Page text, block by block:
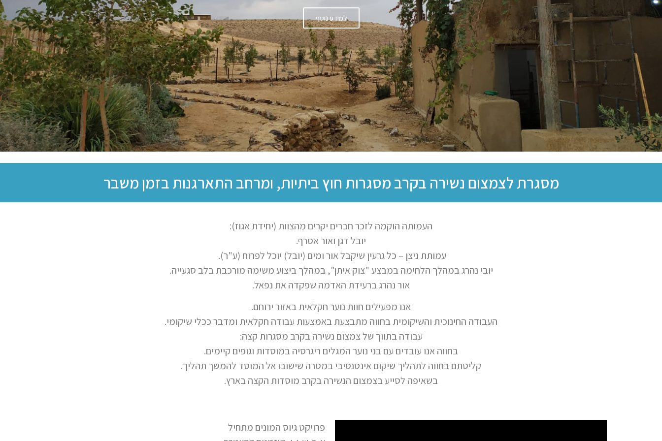
עבודה טיפולית באמצעות מרחב חווה ומרחבי שטח ואתגר
למידע נוסף
מסגרת לצמצום נשירה בקרב מסגרות חוץ ביתיות, ומרחב התארגנות בזמן משבר
העמותה הוקמה לזכר חברים יקרים מהצוות (יחידת אגוז):
יובל דגן ואור אסרף.
עמותת ניצן – כל גרעין שיקבל אור ומים (יובל) יוכל לפרוח (ע"ר).
יובי נהרג במהלך הלחימה במבצע "צוק איתן", במהלך ביצוע משימה מורכבת בלב סגעייה.
אור נהרג ברעידת האדמה שפקדה את נפאל.
אנו מפעילים חוות נוער חקלאית באזור ירוחם.
העבודה החינוכית והשיקומית בחווה מתבצעת באמצעות עבודה חקלאית ומדבר ככלי שיקומי.
עבודה בתווך של צמצום נשירה בקרב מסגרות קצה:
בחווה אנו עובדים עם בני נוער המגלים ריגרסיה במוסדות וגופים קיימים.
קליטתם בחווה לתהליך שיקום אינטנסיבי במטרה שישובו אל המוסד להמשך תהליך.
בשאיפה לסייע בצמצום הנשירה בקרב מוסדות הקצה בארץ.
פרויקט גיוס המונים מתחיל